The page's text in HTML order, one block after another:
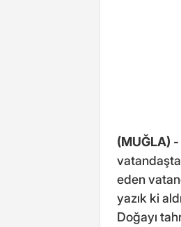
(MUĞLA) -
eden
yazık ki
Doğayı